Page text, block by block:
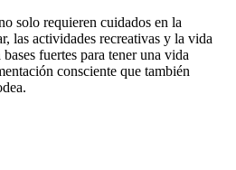
solo requieren cuidados en la
las actividades recreativas y la vida
fuertes para tener una vida
consciente que también